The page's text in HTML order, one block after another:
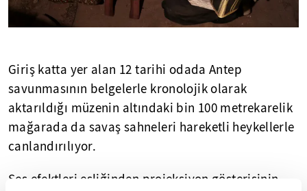
Giriş katta yer alan 12 tarihi odada Antep
savunmasının belgelerle kronolojik olarak
aktarıldığı müzenin altındaki bin 100 metrekarelik
mağarada da savaş sahneleri hareketli heykellerle
canlandırılıyor.
Ses efektleri eşliğinden projeksiyon gösterisinin